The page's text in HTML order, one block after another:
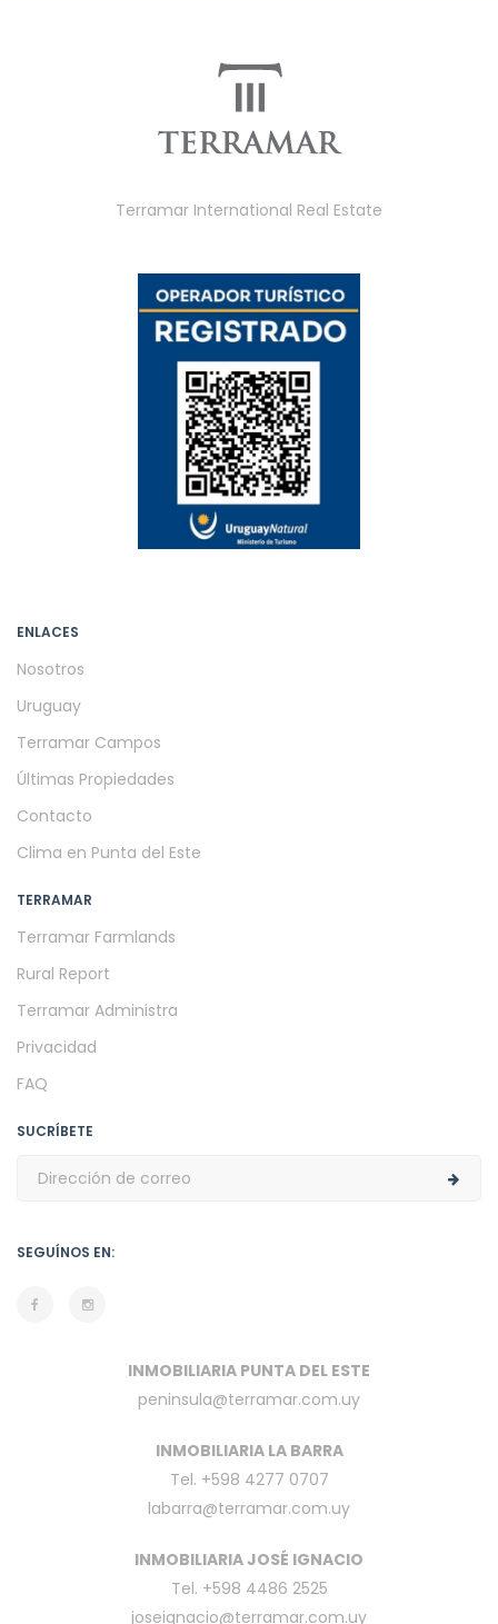
Terramar International Real Estate
ENLACES
Nosotros
Uruguay
Terramar Campos
Últimas Propiedades
Contacto
Clima en Punta del Este
TERRAMAR
Terramar Farmlands
Rural Report
Terramar Administra
Privacidad
FAQ
SUCRÍBETE
SEGUÍNOS EN:
INMOBILIARIA PUNTA DEL ESTE
peninsula@terramar.com.uy
INMOBILIARIA LA BARRA
Tel. +598 4277 0707
labarra@terramar.com.uy
INMOBILIARIA JOSÉ IGNACIO
Tel. +598 4486 2525
joseignacio@terramar.com.uy